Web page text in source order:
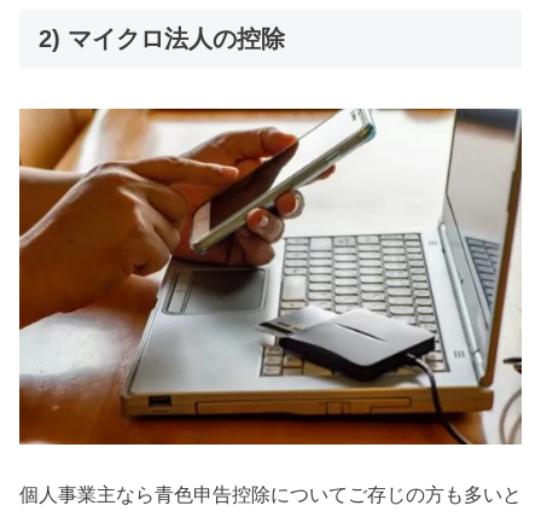
2) マイクロ法人の控除
個人事業主なら青色申告控除についてご存じの方も多いと